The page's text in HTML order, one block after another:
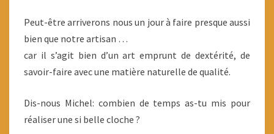
Peut-être arriverons nous un jour à faire presque aussi
bien que notre artisan …
car il s’agit bien d’un art emprunt de dextérité, de
savoir-faire avec une matière naturelle de qualité.
Dis-nous Michel: combien de temps as-tu mis pour
réaliser une si belle cloche ?